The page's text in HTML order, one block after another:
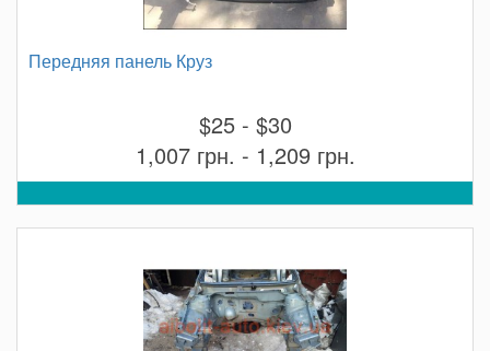
Передняя панель Круз
$25 - $30
1,007 грн. - 1,209 грн.